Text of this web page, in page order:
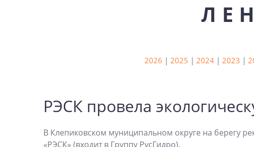
2026 | 2025 | 2024 | 2023 |
РЭСК провела
В Клепиковском муниципальном округе на берегу
«РЭСК» (входит в Группу РусГидро).